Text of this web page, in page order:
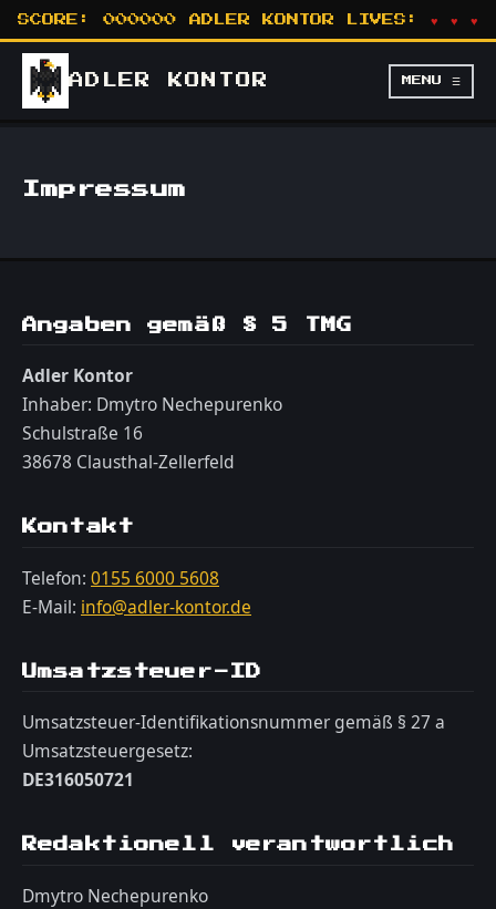
SCORE: 000000 ADLER KONTOR LIVES: ♥ ♥ ♥
ADLER KONTOR MENU ☰
Impressum
Angaben gemäß § 5 TMG
Adler Kontor
Inhaber: Dmytro Nechepurenko
Schulstraße 16
38678 Clausthal-Zellerfeld
Kontakt
Telefon: 0155 6000 5608
E-Mail: info@adler-kontor.de
Umsatzsteuer-ID
Umsatzsteuer-Identifikationsnummer gemäß § 27 a
Umsatzsteuergesetz:
DE316050721
Redaktionell verantwortlich
Dmytro Nechepurenko